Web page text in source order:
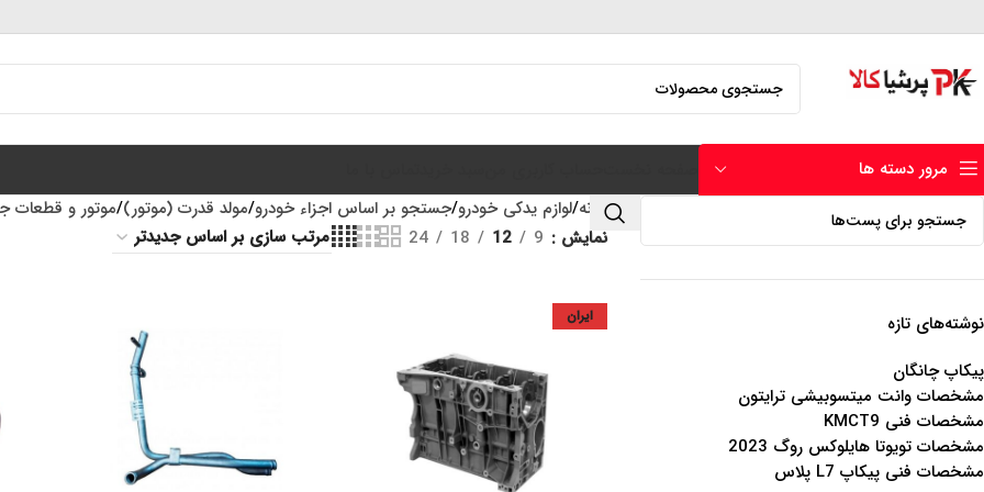
مرور دسته ها
نوشته‌های تازه
پیکاپ چانگان
مشخصات وانت میتسوبیشی ترایتون
مشخصات فنی KMCT9
مشخصات تویوتا هایلوکس روگ 2023
مشخصات فنی پیکاپ L7 پلاس
خانه لوازم یدکی خودرو جستجو بر اساس اجزاء خودرو مولد قدرت (موتور) موتور و قطعات
نمایش 9
12
18
24
ایران